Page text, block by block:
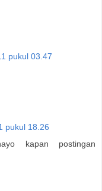
pukul 03.47
pukul 18.26
kapan postingan